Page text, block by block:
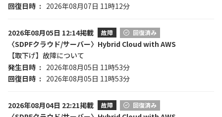
回復日時
2026年08月07日 11時12分
2026年08月05日 12:14掲載 故障 回復済み
〈SDPFクラウド/サーバー〉Hybrid Cloud with AWS
【取下げ】故障について
発生日時
2026年08月05日 11時53分
回復日時
2026年08月05日 11時53分
2026年08月04日 22:21掲載 故障 回復済み